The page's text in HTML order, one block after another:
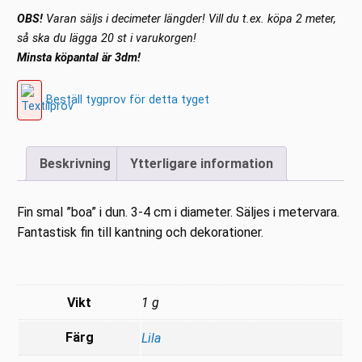
mängd
OBS! Varan säljs i decimeter längder! Vill du t.ex. köpa 2 meter,
så ska du lägga 20 st i varukorgen!
Minsta köpantal är 3dm!
Beställ tygprov för detta tyget
Beskrivning Ytterligare information
Fin smal ”boa” i dun. 3-4 cm i diameter. Säljes i metervara.
Fantastisk fin till kantning och dekorationer.
Vikt 1 g
Färg Lila